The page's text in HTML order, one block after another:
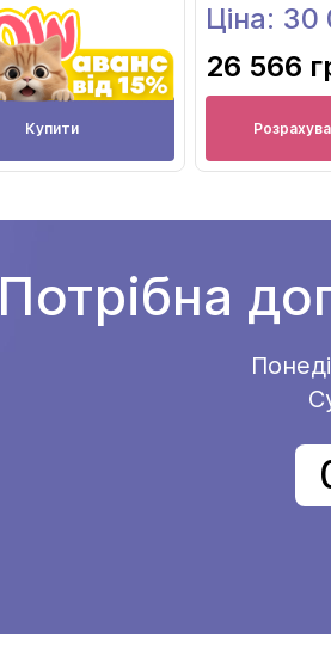
Купити
Ціна:
26 566
Потрібна